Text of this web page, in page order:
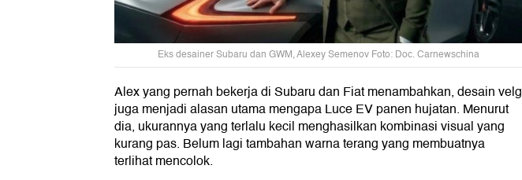
Eks desainer Subaru dan GWM, Alexey Semenov Foto: Doc. Carnewschina
Alex yang pernah bekerja di Subaru dan Fiat menambahkan, desain velg
juga menjadi alasan utama mengapa Luce EV panen hujatan. Menurut
dia, ukurannya yang terlalu kecil menghasilkan kombinasi visual yang
kurang pas. Belum lagi tambahan warna terang yang membuatnya
terlihat mencolok.